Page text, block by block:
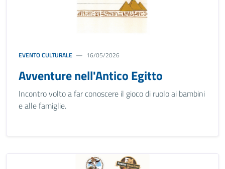
EVENTO CULTURALE 16/05/2026
Avventure nell'Antico Egitto
Incontro volto a far conoscere il gioco di ruolo ai bambini
e alle famiglie.